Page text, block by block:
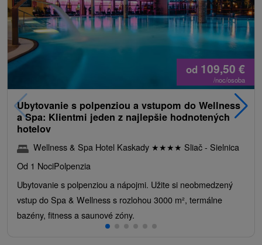
od 109,50 €
/noc/osoba
Ubytovanie s polpenziou a vstupom do Wellness
a Spa: Klientmi jeden z najlepšie hodnotených
hotelov
Wellness & Spa Hotel Kaskady ★★★★ Sliač - Sielnica
Od 1 NociPolpenzia
Ubytovanie s polpenziou a nápojmi. Užite si neobmedzený
vstup do Spa & Wellness s rozlohou 3000 m², termálne
bazény, fitness a saunové zóny.